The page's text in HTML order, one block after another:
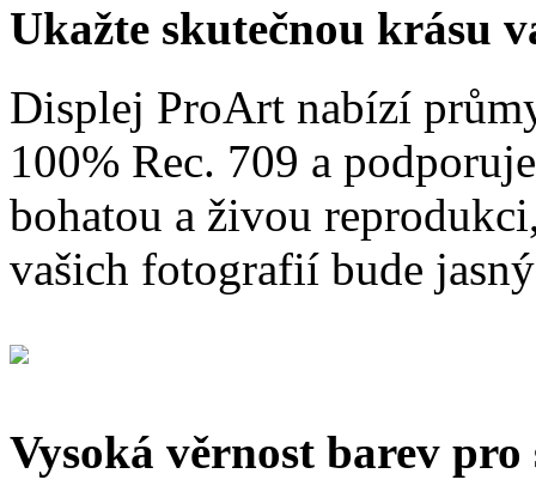
Ukažte skutečnou krásu
Displej ProArt nabízí
100% Rec. 709 a
bohatou a živou
vašich fotografií bude
Vysoká věrnost barev